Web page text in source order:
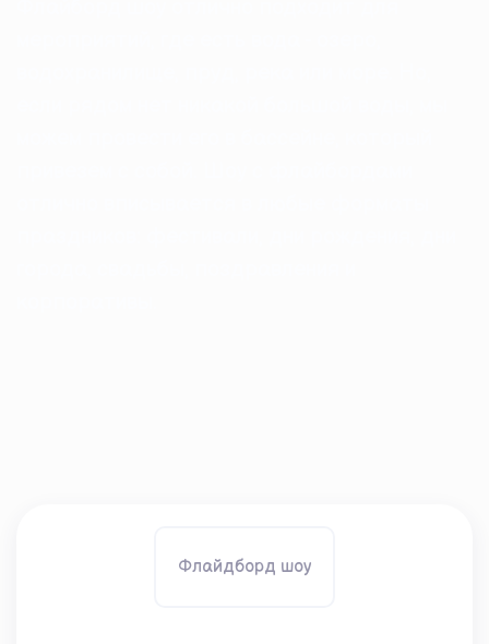
Флайдборд шоу